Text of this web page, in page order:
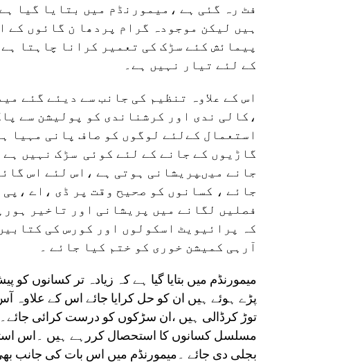
فٹ رہ گئی ہے ،میمورنڈم میں بتایا گیا
ہیں لیکن موجودہ گرام پردھا ن گائوں کے
پیمائش کئے سڑک کی تعمیر کرانا چاہتا
کے لئے تیار نہیں ہے۔
اس کے علاوہ تنظیم کی جانب سے دیئے گئے
،کالی ندی اور کرشناندی کو پولیشن سے
استعمال کےلئے لوگوں کو صاف پانی مہیا
گاڑیوں کے جانے کے لئے کوئی سڑک نہیں
جانے میںپریشانی ہوتی ہے ،اس لئے اس
جائے ، کسانوں کو صحیح وقت پر ڈی ،اے
فصلیں لگانے میں پریشانی اور تاخیر
کہ پرائیویٹ اسکولوں اور کورس کی
آرہی کمیشن خوری کو ختم کیا جائے ۔
میمورنڈم میں بتایا گیا ہے کہ زیادہ تر کسانوں
پڑے ہوئے ہیں ان کو حل کرایا جائے اس کے
توڑ کرڈالی ہیں ،ان سڑکوں کو درست کرائی
مسلسل کسانوں کا استحصال کررہے ہیں ۔اس
بجلی دی جائے ۔میمورنڈم میں اس بات کی جانب